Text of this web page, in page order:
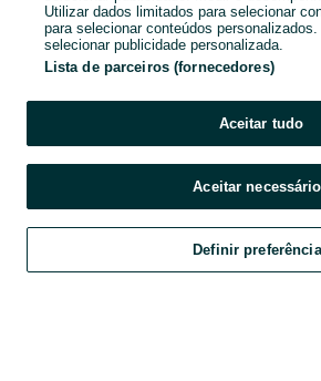
Explorar Favoritos Vender
Utilizar dados limitados para selecionar
para selecionar conteúdos
selecionar publicidade personalizada.
Lista de parceiros (fornecedores)
Aceitar tudo
Aceitar
Definir